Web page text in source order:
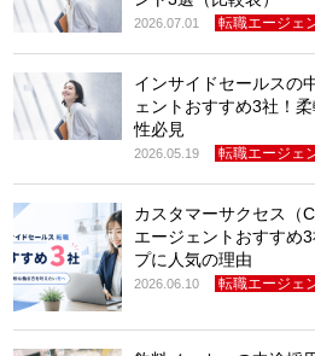
2026.07.01 転職エージェ
インサイドセールスの
ェントおすすめ3社！
性必見
2026.05.19 転職エージェ
カスタマーサクセス（
エージェントおすすめ
プに人気の理由
2026.06.10 転職エージェ